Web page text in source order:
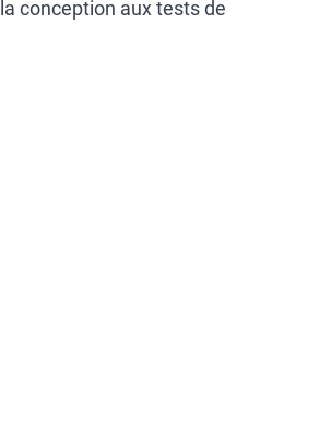
conception aux tests de